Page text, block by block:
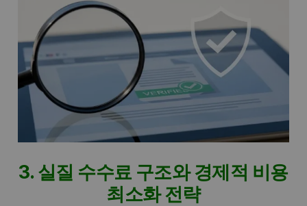
3. 실질 수수료 구조와 경제적 비용
최소화 전략